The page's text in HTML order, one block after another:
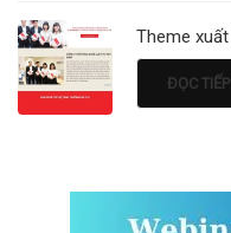
Theme
ĐỌC TIẾP